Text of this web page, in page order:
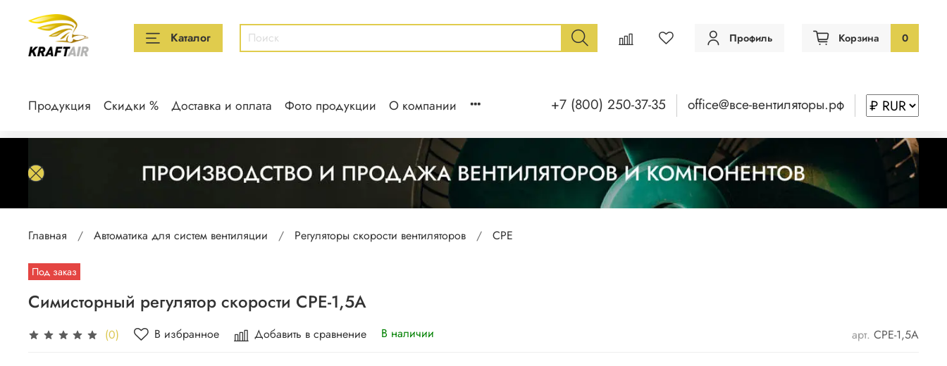
Каталог Профиль Корзина 0
Продукция Скидки % Доставка и оплата Фото продукции О компании +7 (800) 250-37-35 office@все-вентиляторы.рф
Главная Автоматика для систем вентиляции Регуляторы скорости вентиляторов СРЕ
Под заказ
Симисторный регулятор скорости СРЕ-1,5А
(0) В избранное Добавить в сравнение В наличии арт. СРЕ-1,5А